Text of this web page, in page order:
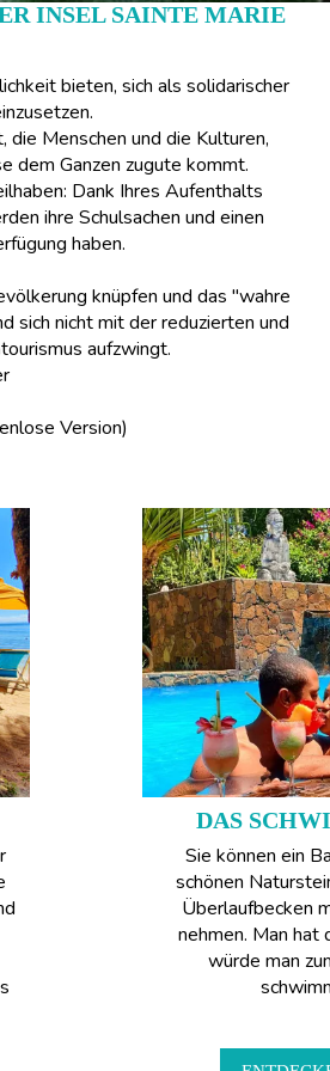
INSEL SAINTE MARIE
bieten, sich als solidarischer
Menschen und die Kulturen,
dem Ganzen zugute kommt.
Dank Ihres Aufenthalts
ihre Schulsachen und einen
haben.
knüpfen und das "wahre
sich nicht mit der reduzierten und
aufzwingt.
Version)
DAS
Sie können ein
schönen
Überlaufbecken
nehmen. Man hat
würde man